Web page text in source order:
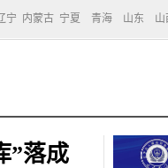
宁 内蒙古 宁夏 青海 山东 山
”落成